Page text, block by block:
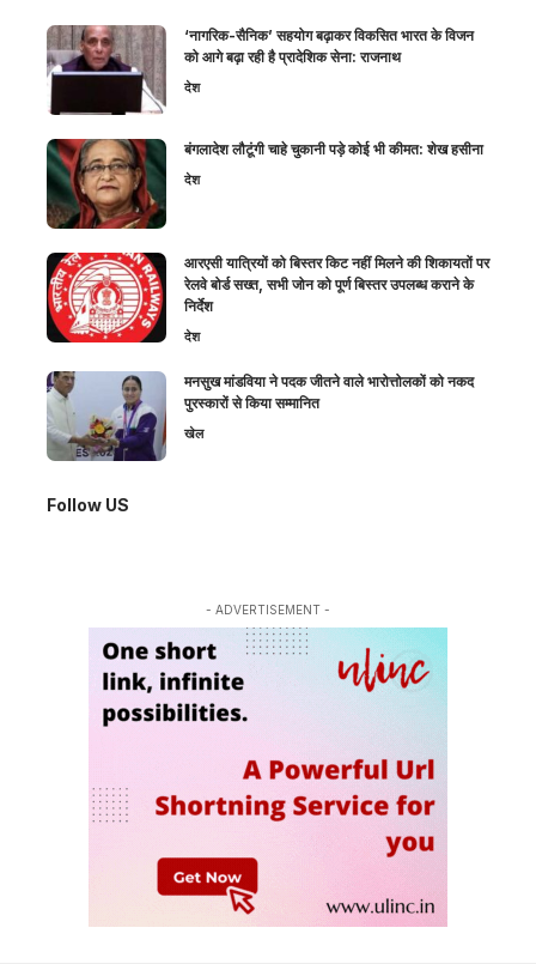
‘नागरिक-सैनिक’ सहयोग बढ़ाकर विकसित भारत के विजन
को आगे बढ़ा रही है प्रादेशिक सेना: राजनाथ
देश
बंगलादेश लौटूंगी चाहे चुकानी पड़े कोई भी कीमत: शेख हसीना
देश
आरएसी यात्रियों को बिस्तर किट नहीं मिलने की शिकायतों पर
रेलवे बोर्ड सख्त, सभी जोन को पूर्ण बिस्तर उपलब्ध कराने के
निर्देश
देश
मनसुख मांडविया ने पदक जीतने वाले भारोत्तोलकों को नकद
पुरस्कारों से किया सम्मानित
खेल
Follow US
- ADVERTISEMENT -